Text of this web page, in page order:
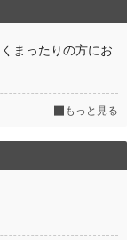
まったりの方にお
もっと見る